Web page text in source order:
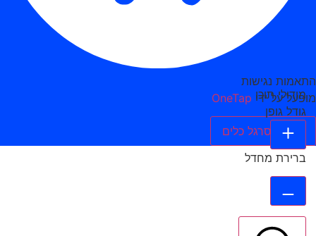
התאמות נגישות
מופעל על ידי OneTap
הסתר סרגל כלים
מודולי תוכן
גודל גופן
ברירת מחדל